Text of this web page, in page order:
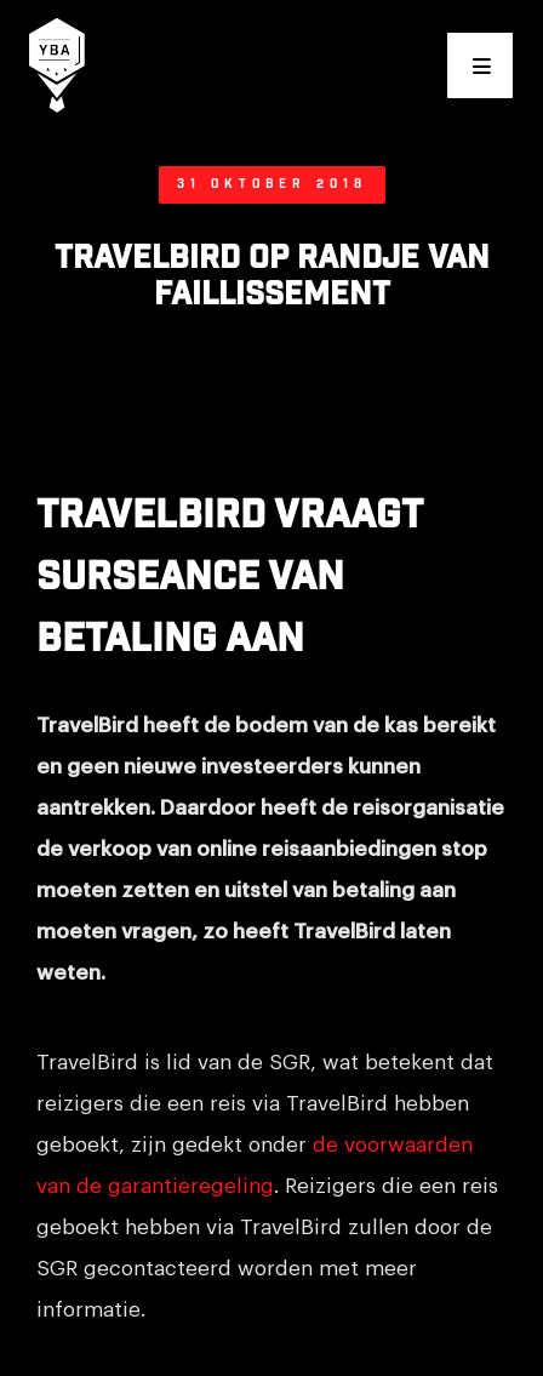
Young Business Award
31 oktober 2018
TravelBird op randje van
faillissement
TravelBird vraagt
surseance van
betaling aan
TravelBird heeft de bodem van de kas bereikt
en geen nieuwe investeerders kunnen
aantrekken. Daardoor heeft de reisorganisatie
de verkoop van online reisaanbiedingen stop
moeten zetten en uitstel van betaling aan
moeten vragen, zo heeft TravelBird laten
weten.
TravelBird is lid van de SGR, wat betekent dat
reizigers die een reis via TravelBird hebben
geboekt, zijn gedekt onder de voorwaarden
van de garantieregeling. Reizigers die een reis
geboekt hebben via TravelBird zullen door de
SGR gecontacteerd worden met meer
informatie.